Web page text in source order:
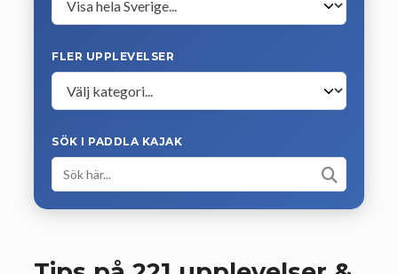
FLER UPPLEVELSER
SÖK I PADDLA KAJAK